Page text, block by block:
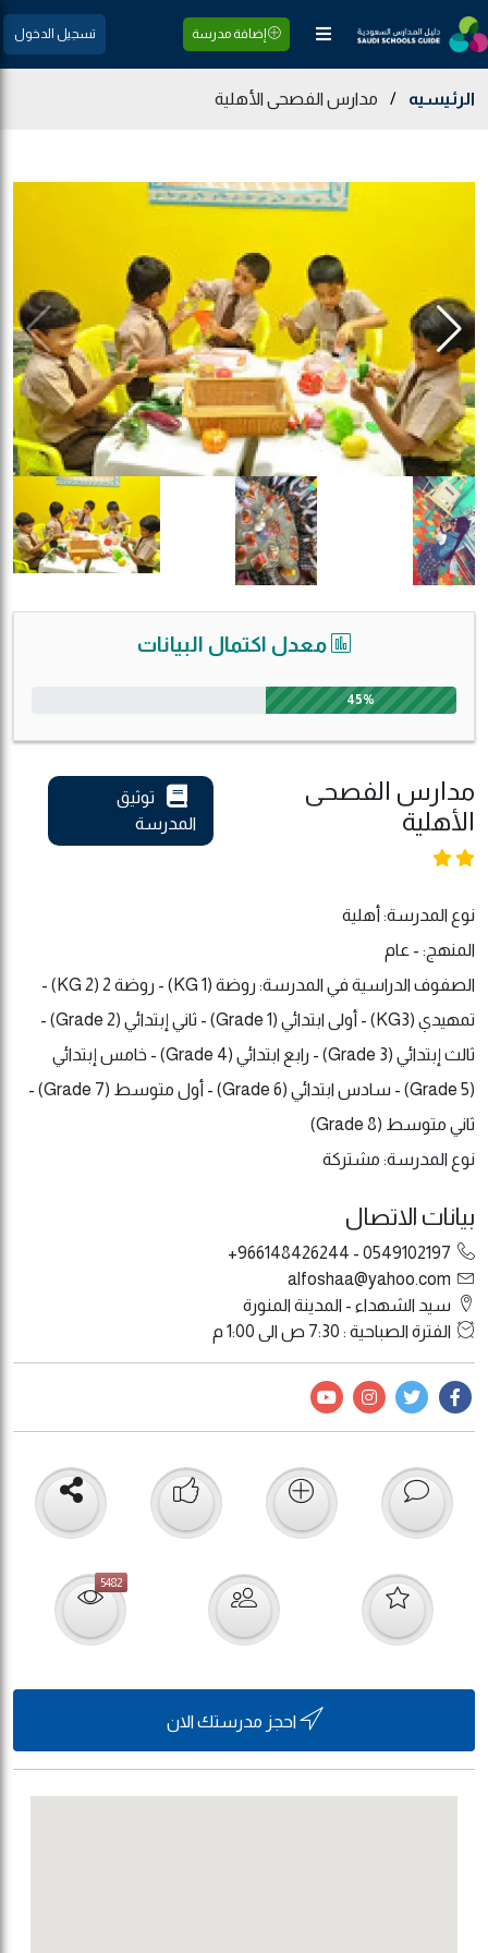
إضافة مدرسة تسجيل الدخول
الرئيسيه / مدارس الفصحى الأهلية
معدل اكتمال البيانات
45%
مدارس الفصحى
الأهلية
توثيق
المدرسة
نوع المدرسة: أهلية
المنهج: - عام
الصفوف الدراسية في المدرسة: روضة (KG 1) - روضة 2 (KG 2) -
تمهيدي (KG3) - أولى ابتدائي (Grade 1) - ثاني إبتدائي (Grade 2) -
ثالث إبتدائي (Grade 3) - رابع ابتدائي (Grade 4) - خامس إبتدائي
(Grade 5) - سادس ابتدائي (Grade 6) - أول متوسط (Grade 7) -
ثاني متوسط (Grade 8)
نوع المدرسة: مشتركة
بيانات الاتصال
سيد الشهداء - المدينة المنورة
الفترة الصباحية : 7:30 ص الى 1:00 م
5482
احجز مدرستك الان